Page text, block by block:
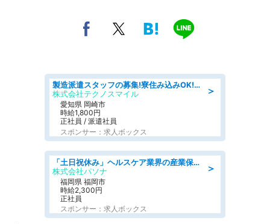
＞
製造派遣スタッフの募集!寮住み込みOK!カーエアコンの検査業務 denso aichi
株式会社テクノスマイル
愛知県 岡崎市
時給1,800円
正社員 / 派遣社員
スポンサー：求人ボックス
＞
「土日祝休み」ヘルスケア業界の産業保健師/高時給/未経験OK/要資格:保健師、正看護師
株式会社パソナ
福岡県 福岡市
時給2,300円
正社員
スポンサー：求人ボックス